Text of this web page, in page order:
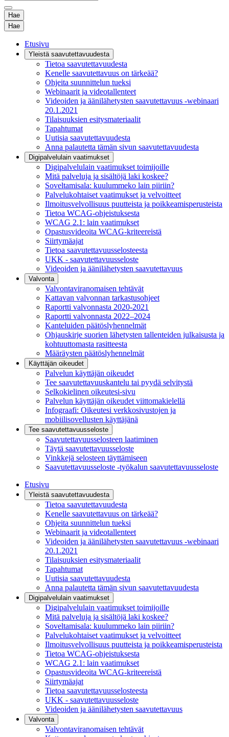
Hae
Hae
Etusivu
Yleistä saavutettavuudesta
Tietoa saavutettavuudesta
Kenelle saavutettavuus on tärkeää?
Ohjeita suunnittelun tueksi
Webinaarit ja videotallenteet
Videoiden ja äänilähetysten saavutettavuus -webinaari
20.1.2021
Tilaisuuksien esitysmateriaalit
Tapahtumat
Uutisia saavutettavuudesta
Anna palautetta tämän sivun saavutettavuudesta
Digipalvelulain vaatimukset
Digipalvelulain vaatimukset toimijoille
Mitä palveluja ja sisältöjä laki koskee?
Soveltamisala: kuulummeko lain piiriin?
Palvelukohtaiset vaatimukset ja velvoitteet
Ilmoitusvelvollisuus puutteista ja poikkeamisperusteista
Tietoa WCAG-ohjeistuksesta
WCAG 2.1: lain vaatimukset
Opastusvideoita WCAG-kriteereistä
Siirtymäajat
Tietoa saavutettavuusselosteesta
UKK - saavutettavuusseloste
Videoiden ja äänilähetysten saavutettavuus
Valvonta
Valvontaviranomaisen tehtävät
Kattavan valvonnan tarkastusohjeet
Raportti valvonnasta 2020-2021
Raportti valvonnasta 2022–2024
Kanteluiden päätöslyhennelmät
Ohjauskirje suorien lähetysten tallenteiden julkaisusta ja
kohtuuttomasta rasitteesta
Määräysten päätöslyhennelmät
Käyttäjän oikeudet
Palvelun käyttäjän oikeudet
Tee saavutettavuuskantelu tai pyydä selvitystä
Selkokielinen oikeutesi-sivu
Palvelun käyttäjän oikeudet viittomakielellä
Infograafi: Oikeutesi verkkosivustojen ja
mobiilisovellusten käyttäjänä
Tee saavutettavuusseloste
Saavutettavuus­selosteen laatiminen
Täytä saavutettavuusseloste
Vinkkejä selosteen täyttämiseen
Saavutettavuusseloste -työkalun saavutettavuusseloste
Etusivu
Yleistä saavutettavuudesta
Tietoa saavutettavuudesta
Kenelle saavutettavuus on tärkeää?
Ohjeita suunnittelun tueksi
Webinaarit ja videotallenteet
Videoiden ja äänilähetysten saavutettavuus -webinaari
20.1.2021
Tilaisuuksien esitysmateriaalit
Tapahtumat
Uutisia saavutettavuudesta
Anna palautetta tämän sivun saavutettavuudesta
Digipalvelulain vaatimukset
Digipalvelulain vaatimukset toimijoille
Mitä palveluja ja sisältöjä laki koskee?
Soveltamisala: kuulummeko lain piiriin?
Palvelukohtaiset vaatimukset ja velvoitteet
Ilmoitusvelvollisuus puutteista ja poikkeamisperusteista
Tietoa WCAG-ohjeistuksesta
WCAG 2.1: lain vaatimukset
Opastusvideoita WCAG-kriteereistä
Siirtymäajat
Tietoa saavutettavuusselosteesta
UKK - saavutettavuusseloste
Videoiden ja äänilähetysten saavutettavuus
Valvonta
Valvontaviranomaisen tehtävät